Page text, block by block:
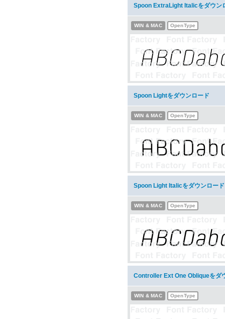
Spoon ExtraLight Italicをダウン
WIN & MAC OpenType
Spoon Lightをダウンロード
WIN & MAC OpenType
Spoon Light Italicをダウンロード
WIN & MAC OpenType
Controller Ext One Obliqueをダ
WIN & MAC OpenType